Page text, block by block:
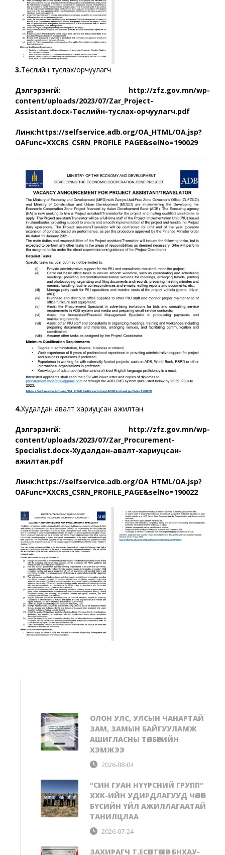
3.Төслийн туслах/орчуулагч
Дэлгэрэнгүй: http://zfz.gov.mn/wp-
content/uploads/2023/07/Zar_Project-
Assistant.docx-Төслийн-туслах-орчуулагч.pdf
Линк:https://selfservice.adb.org/OA_HTML/OA.jsp?
OAFunc=XXCRS_CSRN_PROFILE_PAGE&selNo=190029
4.Худалдан авалт хариуцсан ажилтан
Дэлгэрэнгүй: http://zfz.gov.mn/wp-
content/uploads/2023/07/Zar_Procurement-
Specialist.docx-Худалдан-авалт-хариуцсан-
ажилтан.pdf
Линк:https://selfservice.adb.org/OA_HTML/OA.jsp?
OAFunc=XXCRS_CSRN_PROFILE_PAGE&selNo=190022
ОЛОН УЛС, УЛСЫН ЧАНАРТАЙ
ЗАМ, ЗАМЫН БАЙГУУЛАМЖ
АШИГЛАСНЫ ТӨЛБӨРИЙН
ХЭМЖЭЭ
2026-08-04
“СИН ГУАН НҮҮРСНИЙ ГРУПП”
ХХК-ИЙН УДИРДЛАГУУД ЧӨЛӨӨТ
БҮСИЙН ҮЙЛ АЖИЛЛАГААТАЙ
ТАНИЛЦЛАА
2026-07-24
ЗАХИРАГЧ Т.ЕСӨНТӨМӨР БНХАУ-